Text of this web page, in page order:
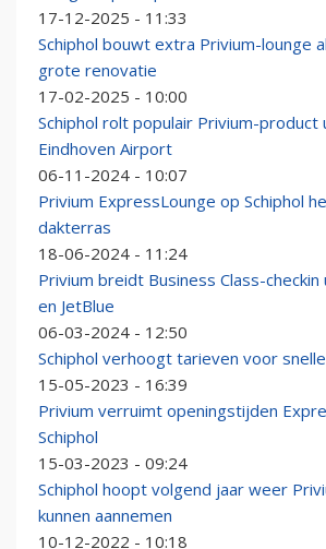
17-12-2025 - 11:33
Schiphol bouwt extra Privium-lounge
grote renovatie
17-02-2025 - 10:00
Schiphol rolt populair Privium-product
Eindhoven Airport
06-11-2024 - 10:07
Privium ExpressLounge op Schiphol
dakterras
18-06-2024 - 11:24
Privium breidt Business Class-
en JetBlue
06-03-2024 - 12:50
Schiphol verhoogt tarieven voor
15-05-2023 - 16:39
Privium verruimt openingstijden
Schiphol
15-03-2023 - 09:24
Schiphol hoopt volgend jaar weer
kunnen aannemen
10-12-2022 - 10:18